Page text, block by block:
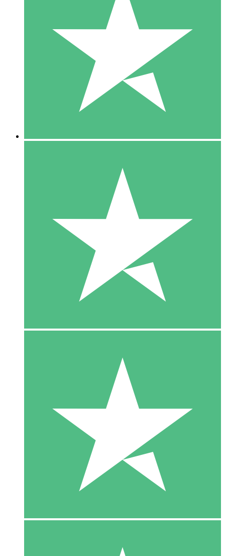
Pacotes de Créditos Individuais
Pague conforme o uso com créditos de download. Sem
1000
10 Downloads
20 00